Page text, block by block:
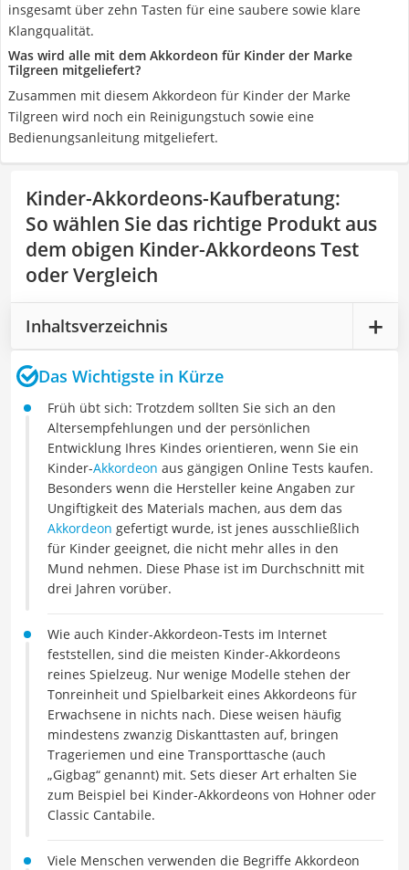
insgesamt über zehn Tasten für eine saubere sowie klare
Klangqualität.
Was wird alle mit dem Akkordeon für Kinder der Marke
Tilgreen mitgeliefert?
Zusammen mit diesem Akkordeon für Kinder der Marke
Tilgreen wird noch ein Reinigungstuch sowie eine
Bedienungsanleitung mitgeliefert.
Kinder-Akkordeons-Kaufberatung:
So wählen Sie das richtige Produkt aus
dem obigen Kinder-Akkordeons Test
oder Vergleich
Inhaltsverzeichnis
Das Wichtigste in Kürze
Früh übt sich: Trotzdem sollten Sie sich an den
Altersempfehlungen und der persönlichen
Entwicklung Ihres Kindes orientieren, wenn Sie ein
Kinder-Akkordeon aus gängigen Online Tests kaufen.
Besonders wenn die Hersteller keine Angaben zur
Ungiftigkeit des Materials machen, aus dem das
Akkordeon gefertigt wurde, ist jenes ausschließlich
für Kinder geeignet, die nicht mehr alles in den
Mund nehmen. Diese Phase ist im Durchschnitt mit
drei Jahren vorüber.
Wie auch Kinder-Akkordeon-Tests im Internet
feststellen, sind die meisten Kinder-Akkordeons
reines Spielzeug. Nur wenige Modelle stehen der
Tonreinheit und Spielbarkeit eines Akkordeons für
Erwachsene in nichts nach. Diese weisen häufig
mindestens zwanzig Diskanttasten auf, bringen
Trageriemen und eine Transporttasche (auch
„Gigbag“ genannt) mit. Sets dieser Art erhalten Sie
zum Beispiel bei Kinder-Akkordeons von Hohner oder
Classic Cantabile.
Viele Menschen verwenden die Begriffe Akkordeon